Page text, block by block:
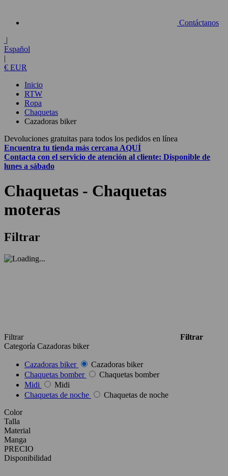
Contáctanos
|
Español
|
€ EUR
Inicio
RTW
Ropa
Chaquetas
Cazadoras biker
Devoluciones gratuitas para todos los pedidos en línea
Encuentra tu tienda más cercana AQUÍ
Contacta con el servicio de atención al cliente: Disponible de
lunes a sábado
Chaquetas - Chaquetas
moteras
Filtrar
Filtrar
Filtrar
Categoría Cazadoras biker
Cazadoras biker
Cazadoras biker
Chaquetas bomber
Chaquetas bomber
Midi
Midi
Chaquetas de noche
Chaquetas de noche
Color
Talla
Material
Manga
PRECIO
Disponibilidad